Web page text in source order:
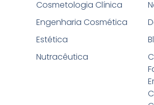
Cosmetologia Clínica
Engenharia Cosmética
Estética
Nutracêutica